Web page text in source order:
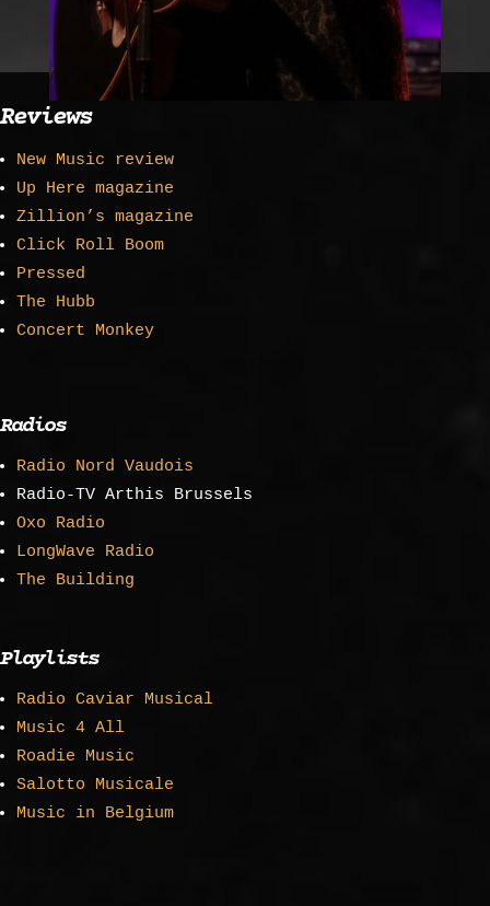
Reviews
New Music review
Up Here magazine
Zillion’s magazine
Click Roll Boom
Pressed
The Hubb
Concert Monkey
Radios
Radio Nord Vaudois
Radio-TV Arthis Brussels
Oxo Radio
LongWave Radio
The Building
Playlists
Radio Caviar Musical
Music 4 All
Roadie Music
Salotto Musicale
Music in Belgium